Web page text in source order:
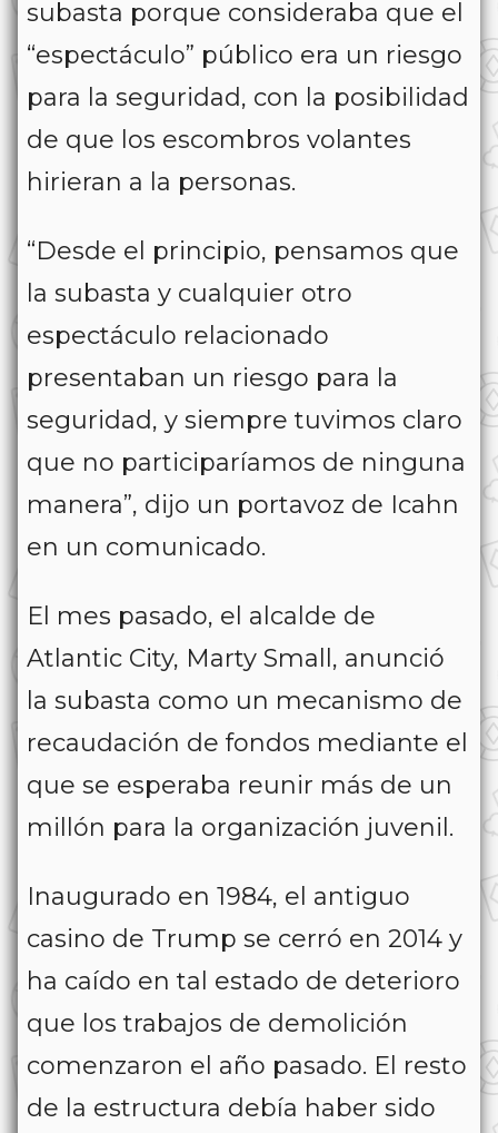
subasta porque consideraba que el
“espectáculo” público era un riesgo
para la seguridad, con la posibilidad
de que los escombros volantes
hirieran a la personas.
“Desde el principio, pensamos que
la subasta y cualquier otro
espectáculo relacionado
presentaban un riesgo para la
seguridad, y siempre tuvimos claro
que no participaríamos de ninguna
manera”, dijo un portavoz de Icahn
en un comunicado.
El mes pasado, el alcalde de
Atlantic City, Marty Small, anunció
la subasta como un mecanismo de
recaudación de fondos mediante el
que se esperaba reunir más de un
millón para la organización juvenil.
Inaugurado en 1984, el antiguo
casino de Trump se cerró en 2014 y
ha caído en tal estado de deterioro
que los trabajos de demolición
comenzaron el año pasado. El resto
de la estructura debía haber sido